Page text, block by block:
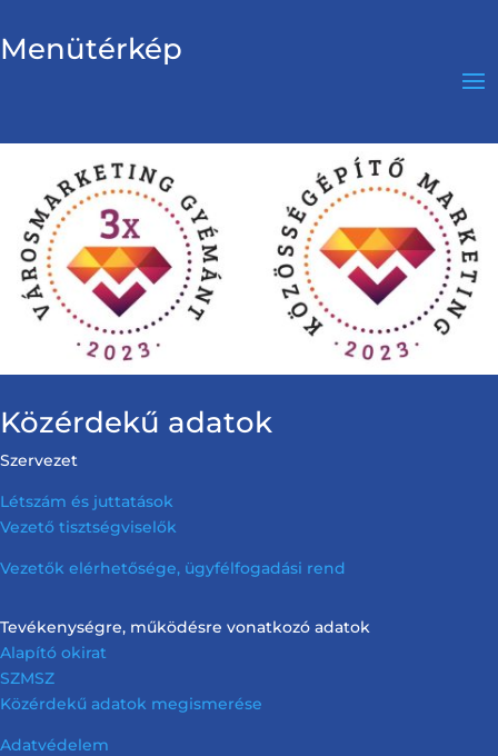
Menütérkép
Közérdekű adatok
Szervezet
Létszám és juttatások
Vezető tisztségviselők
Vezetők elérhetősége, ügyfélfogadási rend
Tevékenységre, működésre vonatkozó adatok
Alapító okirat
SZMSZ
Közérdekű adatok megismerése
Adatvédelem